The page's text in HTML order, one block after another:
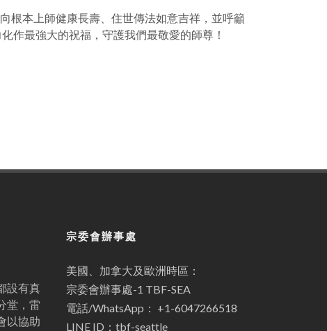
根本上師健康長壽、住世傳法如意吉祥，並呼籲
作最強大的祝福，守護我們最敬愛的師尊！
設有真
堂，雷
以協助
宗委會辦事處
美國、加拿大及歐洲時區：
宗委會辦事處-1 TBF-SEA
電話/WhatsApp： +1-6047266518
LINE ID：tbf-seattle